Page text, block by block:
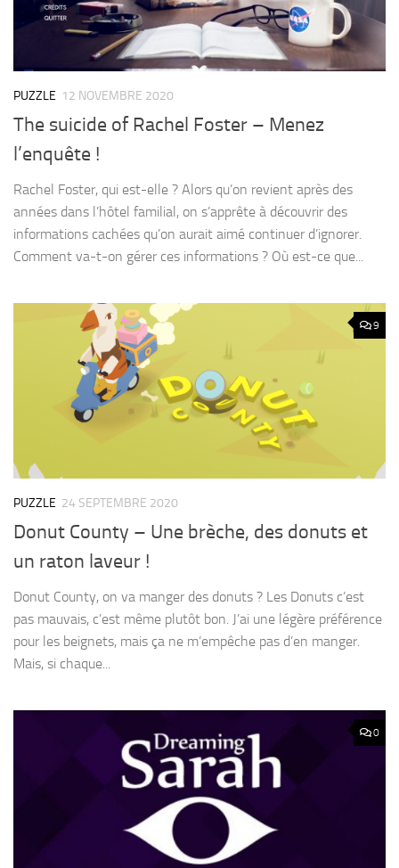
PUZZLE 12 NOVEMBRE 2020
The suicide of Rachel Foster – Menez
l’enquête !
Rachel Foster, qui est-elle ? Alors qu’on revient après des
années dans l’hôtel familial, on s’apprête à découvrir des
informations cachées qu’on aurait aimé continuer d’ignorer.
Comment va-t-on gérer ces informations ? Où est-ce que...
9
PUZZLE 24 SEPTEMBRE 2020
Donut County – Une brèche, des donuts et
un raton laveur !
Donut County, on va manger des donuts ? Les Donuts c’est
pas mauvais, c’est même plutôt bon. J’ai une légère préférence
pour les beignets, mais ça ne m’empêche pas d’en manger.
Mais, si chaque...
0